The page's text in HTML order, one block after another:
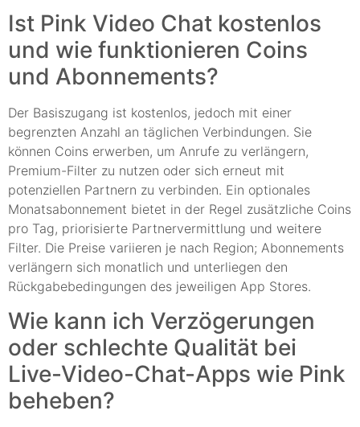
Ist Pink Video Chat kostenlos
und wie funktionieren Coins
und Abonnements?
Der Basiszugang ist kostenlos, jedoch mit einer
begrenzten Anzahl an täglichen Verbindungen. Sie
können Coins erwerben, um Anrufe zu verlängern,
Premium-Filter zu nutzen oder sich erneut mit
potenziellen Partnern zu verbinden. Ein optionales
Monatsabonnement bietet in der Regel zusätzliche Coins
pro Tag, priorisierte Partnervermittlung und weitere
Filter. Die Preise variieren je nach Region; Abonnements
verlängern sich monatlich und unterliegen den
Rückgabebedingungen des jeweiligen App Stores.
Wie kann ich Verzögerungen
oder schlechte Qualität bei
Live-Video-Chat-Apps wie Pink
beheben?